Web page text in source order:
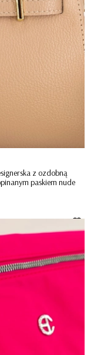
z ozdobną
paskiem nude